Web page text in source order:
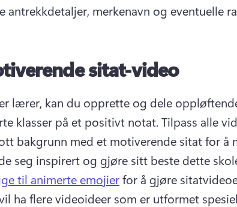
antrekkdetaljer, merkenavn og eventuelle
sitat-video
lærer, kan du opprette og dele
klasser på et positivt notat. Tilpass alle
bakgrunn med et motiverende sitat for å
seg inspirert og gjøre sitt beste dette
til animerte emojier
ha flere videoideer som er utformet